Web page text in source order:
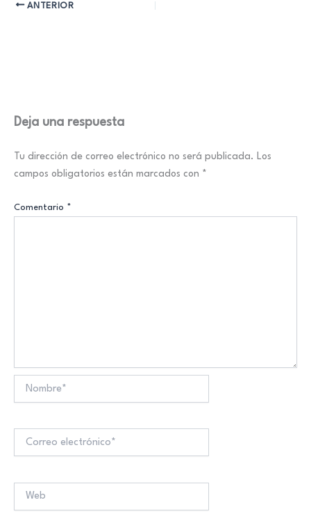
ANTERIOR
Deja una respuesta
Tu dirección de correo electrónico no será publicada. Los
campos obligatorios están marcados con *
Comentario *